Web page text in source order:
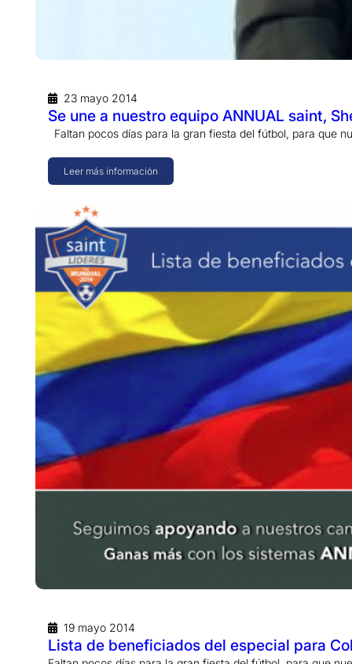
23 mayo 2014
Se une a nuestro equipo ANNUAL saint,
Faltan pocos días para la gran fiesta del fútbol, para que
Leer más información
19 mayo 2014
Lista de beneficiados del especial para